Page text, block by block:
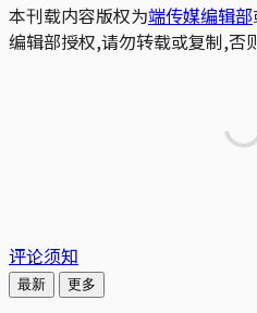
本刊载内容版权为端传媒编辑部
编辑部授权,请勿转载或复制,否
评论须知
最新 更多